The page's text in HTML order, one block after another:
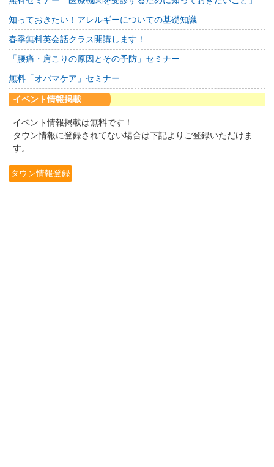
知っておきたい！アレルギーについての基礎知識
春季無料英会話クラス開講します！
「腰痛・肩こりの原因とその予防」セミナー
無料「オバマケア」セミナー
イベント情報掲載
イベント情報掲載は無料です！
タウン情報に登録されてない場合は下記よりご登録いただけま
す。
タウン情報登録